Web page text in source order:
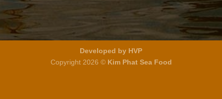
Developed by HVP
Copyright 2026 © Kim Phat Sea Food